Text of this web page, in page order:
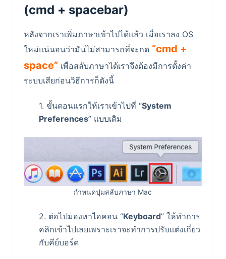
(cmd + spacebar)
หลังจากเราเพิ่มภาษาเข้าไปได้แล้ว เมื่อเราลง OS
ใหม่แน่นอนว่ามันไม่สามารถที่จะกด “cmd +
space”เพื่อสลับภาษาได้เราจึงต้องมีการตั้งค่า
ระบบเสียก่อนวิธีการก็ดังนี้
1. ขั้นตอนแรกให้เราเข้าไปที่ “System
Preferences” แบบเดิม
กำหนดปุ่มสลับภาษา Mac
2. ต่อไปมองหาไอคอน “Keyboard” ให้ทำการ
คลิกเข้าไปเลยเพราะเราจะทำการปรับแต่งเกี่ยว
กับคีย์บอร์ด